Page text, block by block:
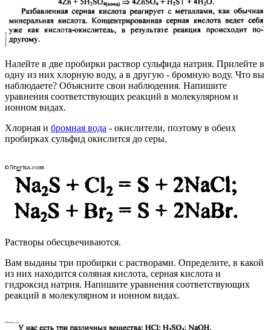
Налейте в две пробирки раствор сульфида натрия. Прилейте в
одну из них хлорную воду, а в другую - бромную воду. Что вы
наблюдаете? Объясните свои наблюдения. Напишите
уравнения соответствующих реакций в молекулярном и
ионном видах.
Хлорная и бромная вода - окислители, поэтому в обеих
пробирках сульфид окислится до серы.
Растворы обесцвечиваются.
Вам выданы три пробирки с растворами. Определите, в какой
из них находится соляная кислота, серная кислота и
гидроксид натрия. Напишите уравнения соответствующих
реакций в молекулярном и ионном видах.